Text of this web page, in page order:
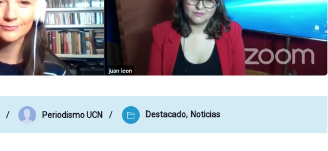
Periodismo UCN Destacado, Noticias